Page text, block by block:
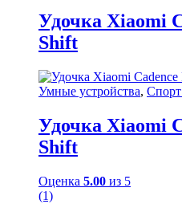
Удочка Xiaomi
Shift
Умные устройства,
Удочка Xiaomi
Shift
Оценка 5.00 из 5
(1)